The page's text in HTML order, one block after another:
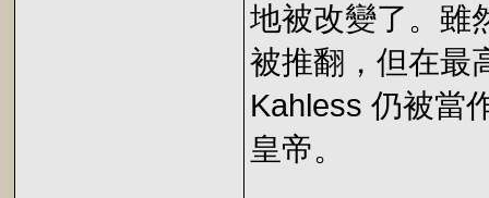
地被改變了。雖
被推翻，但在最
Kahless 仍被當
皇帝。